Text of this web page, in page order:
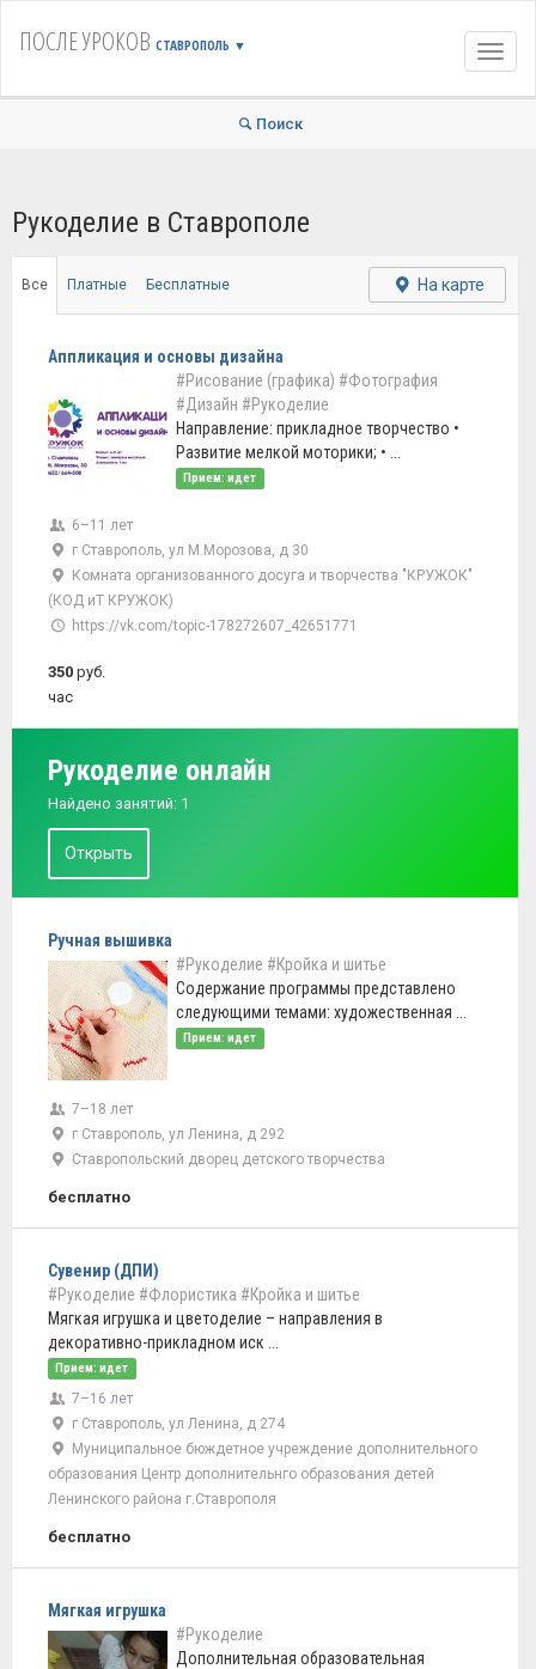
ПОСЛЕ УРОКОВ СТАВРОПОЛЬ ▼
Поиск
Рукоделие в Ставрополе
Все Платные Бесплатные На карте
Аппликация и основы дизайна
#Рисование (графика) #Фотография
#Дизайн #Рукоделие
Направление: прикладное творчество •
Развитие мелкой моторики; • ...
Прием: идет
6–11 лет
г Ставрополь, ул М.Морозова, д 30
Комната организованного досуга и творчества "КРУЖОК"
(КОД иТ КРУЖОК)
https://vk.com/topic-178272607_42651771
350 руб.
час
Рукоделие онлайн
Найдено занятий: 1
Открыть
Ручная вышивка
#Рукоделие #Кройка и шитье
Содержание программы представлено
следующими темами: художественная ...
Прием: идет
7–18 лет
г Ставрополь, ул Ленина, д 292
Ставропольский дворец детского творчества
бесплатно
Сувенир (ДПИ)
#Рукоделие #Флористика #Кройка и шитье
Мягкая игрушка и цветоделие – направления в
декоративно-прикладном иск ...
Прием: идет
7–16 лет
г Ставрополь, ул Ленина, д 274
Муниципальное бюждетное учреждение дополнительного
образования Центр дополнительнго образования детей
Ленинского района г.Ставрополя
бесплатно
Мягкая игрушка
#Рукоделие
Дополнительная образовательная